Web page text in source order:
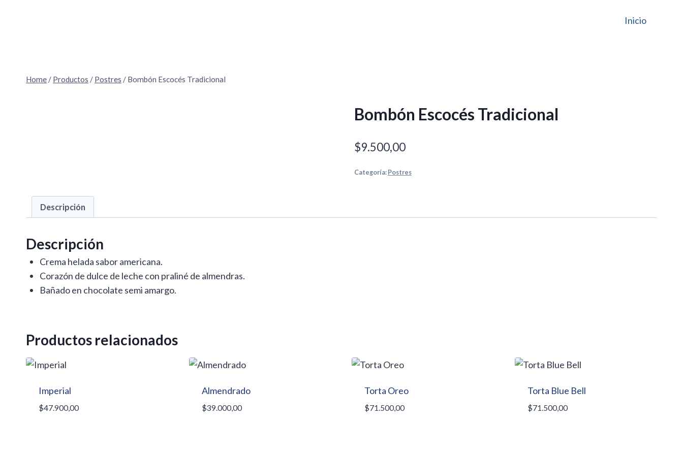
Inicio
Home / Productos / Postres / Bombón Escocés Tradicional
Bombón Escocés Tradicional
$9.500,00
Categoría: Postres
Descripción
Descripción
Crema helada sabor americana.
Corazón de dulce de leche con praliné de almendras.
Bañado en chocolate semi amargo.
Productos relacionados
Imperial
$47.900,00
Almendrado
$39.000,00
Torta Oreo
$71.500,00
Torta Blue Bell
$71.500,00